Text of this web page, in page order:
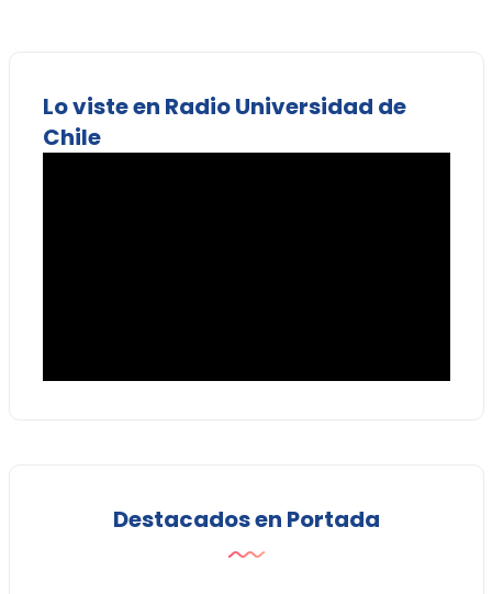
Lo viste en Radio Universidad de
Chile
Destacados en Portada